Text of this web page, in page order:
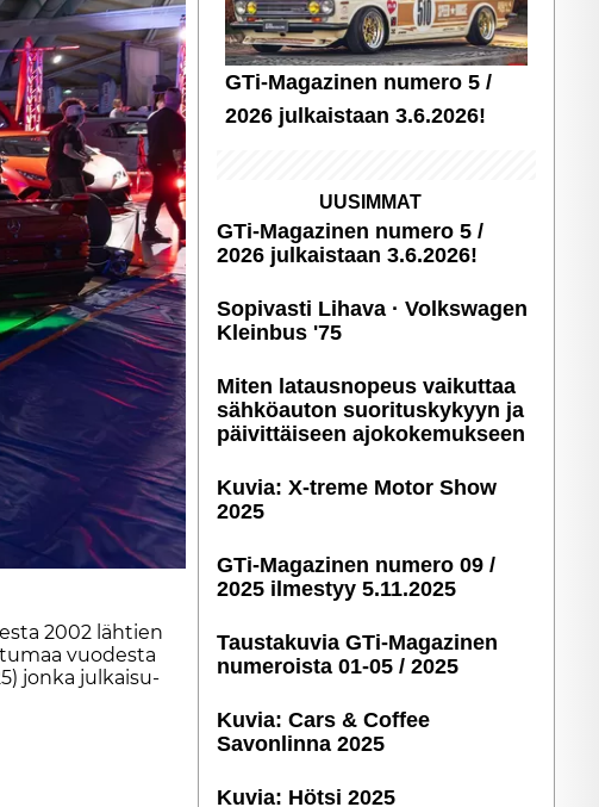
2002 läh­tien
vuo­des­ta
jon­ka jul­kai­su­
GTi-Magazinen numero 5 /
2026 julkaistaan 3.6.2026!
UUSIMMAT
GTi-Magazinen numero 5 /
2026 julkaistaan 3.6.2026!
Sopivasti Lihava · Volkswagen
Kleinbus '75
Miten latausnopeus vaikuttaa
sähköauton suori­tus­ky­kyyn ja
päivittäiseen ajoko­ke­muk­seen
Kuvia: X-treme Motor Show
2025
GTi-Magazinen numero 09 /
2025 ilmestyy 5.11.2025
Taustakuvia GTi-Magazinen
numeroista 01-05 / 2025
Kuvia: Cars & Coffee
Savonlinna 2025
Kuvia: Hötsi 2025